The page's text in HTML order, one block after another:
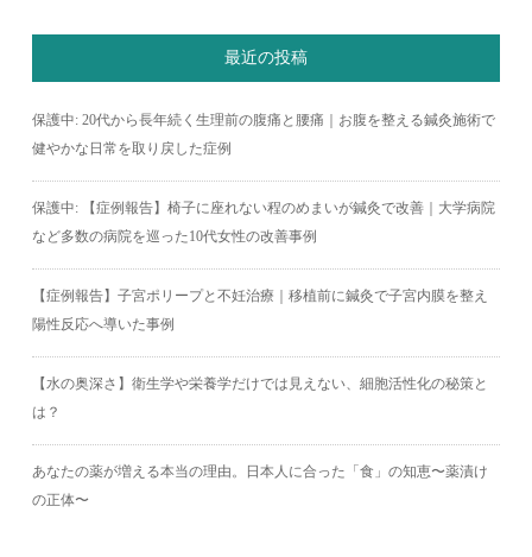
最近の投稿
保護中: 20代から長年続く生理前の腹痛と腰痛｜お腹を整える鍼灸施術で
健やかな日常を取り戻した症例
保護中: 【症例報告】椅子に座れない程のめまいが鍼灸で改善｜大学病院
など多数の病院を巡った10代女性の改善事例
【症例報告】子宮ポリープと不妊治療｜移植前に鍼灸で子宮内膜を整え
陽性反応へ導いた事例
【水の奥深さ】衛生学や栄養学だけでは見えない、細胞活性化の秘策と
は？
あなたの薬が増える本当の理由。日本人に合った「食」の知恵〜薬漬け
の正体〜